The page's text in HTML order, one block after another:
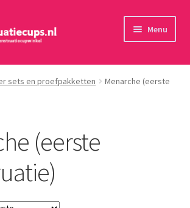
Menu
advies
sets en proefpakketten
Menarche (eerste
(eerste